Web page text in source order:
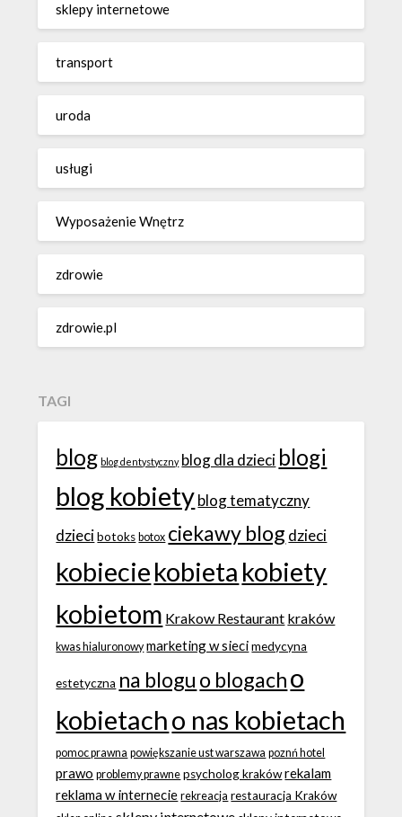
sklepy internetowe
transport
uroda
usługi
Wyposażenie Wnętrz
zdrowie
zdrowie.pl
TAGI
blog blog dentystyczny blog dla dzieci blogi
blog kobietyblog tematyczny
dzieci botoks botox ciekawy blog dzieci
kobieciekobieta kobiety
kobietom Krakow Restaurant kraków
kwas hialuronowy marketing w sieci medycyna
estetyczna na blogu o blogacho
kobietacho nas kobietach
pomoc prawna powiększanie ust warszawa poznń hotel
prawo problemy prawne psycholog krakówrekalam
reklama w internecie rekreacja restauracja Kraków